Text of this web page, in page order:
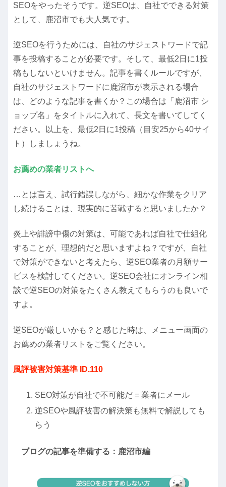
SEOをやったそうです。逆SEOは、自社でできる対策
として、鹿沼市でも大人気です。
逆SEOを行うためには、自社のサジェストワードで記
事を投稿することが必要です。そして、最低2日に1投
稿もしないといけません。記事を書くルールですが、
自社のサジェストワードに 鹿沼市が表示される場合
は、どのような記事を書くか？この場合は「鹿沼市 シ
ョップ名」をタイトルに入れて、長文を書いてしてく
ださい。以上を、最低2日に1投稿（目安25から40サイ
ト）しましょうね。
お薦めの業者リストへ
…とは言え、試行錯誤しながら、細かな作業をクリア
し続けることは、現実的に苦戦すると思いましたか？
炎上や誹謗中傷の対策は、可能であれば自社で仕組化
することが、理想的だと思いますよね？ですが、自社
で対策ができないと考えたら、 逆SEO業者の月額サー
ビスを検討してください。逆SEO会社にオンライン相
談で逆SEOの対策をたくさん教えてもらう のも良いで
すよ。
逆SEOが厳しいかも？と感じた時は、メニュー画面の
お薦めの業者リスト をご覧ください。
風評被害対策基準 ID.110
SEO対策が自社で不可能だ = 業者にメール
逆SEOや風評被害の解決策も無料で解説しても
らう
ブログの記事を準備する：鹿沼市編